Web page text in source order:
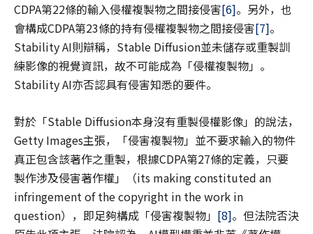
CDPA第22條的輸入侵權複製物之間接侵害[6]。另外，也
會構成CDPA第23條的持有侵權複製物之間接侵害[7]。
Stability AI則辯稱，Stable Diffusion並未儲存或重製訓
練影像的視覺資訊，故不可能成為「侵權複製物」。
Stability AI亦否認具有侵害知悉的要件。
對於「Stable Diffusion本身沒有重製侵權影像」的說法，
Getty Images主張，「侵害複製物」並不要求輸入的物件
真正包含該著作之重製，根據CDPA第27條的定義，只要
製作涉及侵害著作權」（its making constituted an
infringement of the copyright in the work in
question），即足夠構成「侵害複製物」 [8]。但法院否決